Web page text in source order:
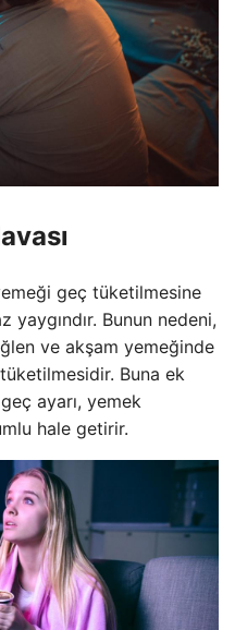
geç tüketilmesine
yaygındır. Bunun nedeni,
ve akşam yemeğinde
Buna ek
ayarı, yemek
hale getirir.